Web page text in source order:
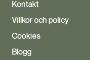
Kontakt
Villkor och policy
Cookies
Blogg